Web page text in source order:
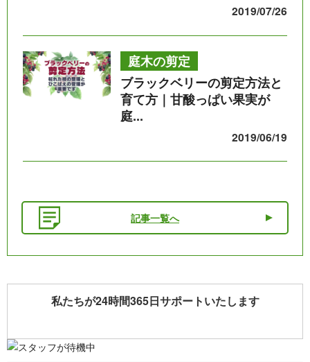
2019/07/26
庭木の剪定
ブラックベリーの剪定方法と
育て方｜甘酸っぱい果実が
庭...
2019/06/19
記事一覧へ
私たちが24時間365日サポートいたします